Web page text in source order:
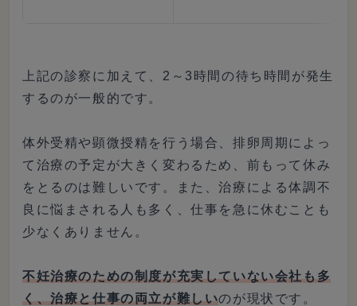
上記の診察に加えて、2～3時間の待ち時間が発生
するのが一般的です。
体外受精や顕微授精を行う場合、排卵周期によっ
て治療の予定が大きく変わるため、前もって休み
をとるのは難しいです。また、治療による体調不
良に悩まされる人も多く、仕事を急に休むことも
少なくありません。
不妊治療のための制度が充実していない会社も多
く、治療と仕事の両立が難しいのが現状です。